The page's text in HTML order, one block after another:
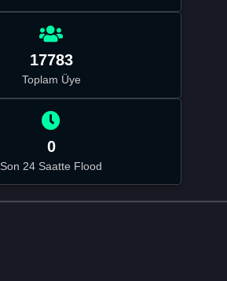
17783
Toplam Üye
0
Son 24 Saatte Flood